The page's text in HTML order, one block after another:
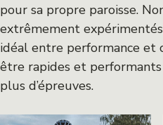
pour sa propre paroisse.
extrêmement
idéal entre performance et
être rapides et
plus d’épreuves.